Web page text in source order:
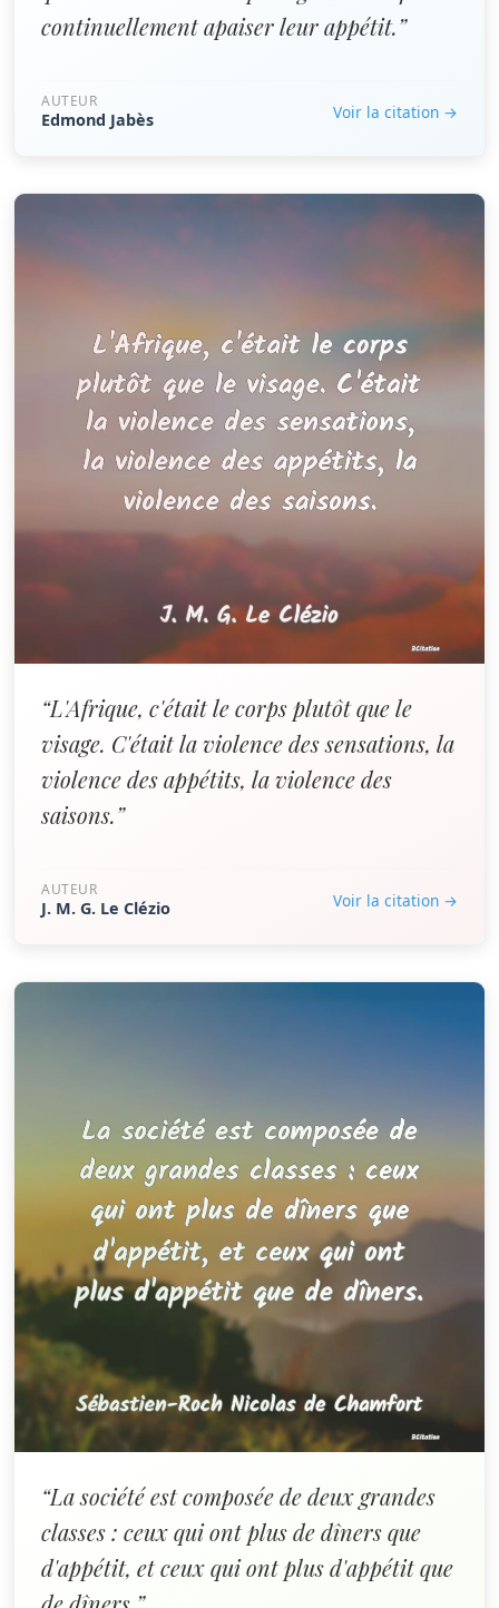
continuellement apaiser leur appétit.”
AUTEUR
Edmond Jabès Voir la citation →
“L'Afrique, c'était le corps plutôt que le
visage. C'était la violence des sensations, la
violence des appétits, la violence des
saisons.”
AUTEUR
J. M. G. Le Clézio Voir la citation →
“La société est composée de deux grandes
classes : ceux qui ont plus de dîners que
d'appétit, et ceux qui ont plus d'appétit que